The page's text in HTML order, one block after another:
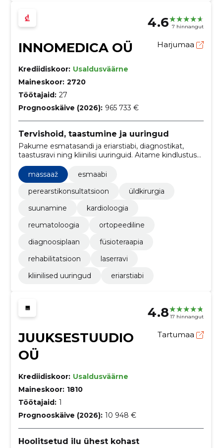
4.6 7 hinnangut
INNOMEDICA OÜ Harjumaa
Krediidiskoor: Usaldusväärne
Maineskoor: 2720
Töötajaid: 27
Prognooskäive (2026): 965 733 €
Tervishoid, taastumine ja uuringud
Pakume esmatasandi ja eriarstiabi, diagnostikat,
taastusravi ning kliinilisi uuringuid. Aitame kindlustuse
ja arveldusega, et patsiendid saaksid kiiret,
koordineeritud abi.
massaaž
esmaabi
perearstikonsultatsioon
üldkirurgia
suunamine
kardioloogia
reumatoloogia
ortopeediline
diagnoosiplaan
füsioteraapia
rehabilitatsioon
laserravi
kliinilised uuringud
eriarstiabi
4.8 17 hinnangut
JUUKSESTUUDIO
OÜ
Tartumaa
Krediidiskoor: Usaldusväärne
Maineskoor: 1810
Töötajaid: 1
Prognooskäive (2026): 10 948 €
Hoolitsetud ilu ühest kohast